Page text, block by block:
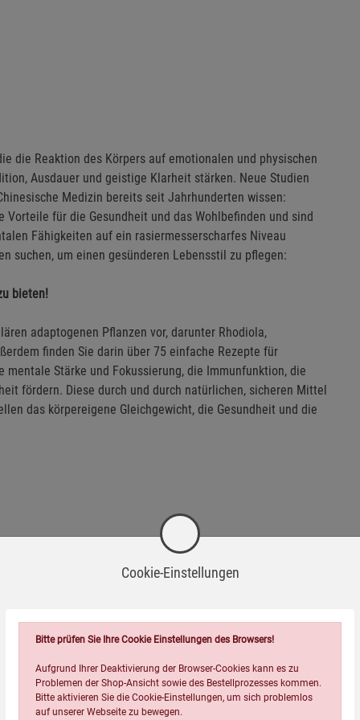
die Reaktion des Körpers auf emotionalen und physischen
Ausdauer und geistige Klarheit stärken. Neue Studien
Medizin bereits seit Jahrhunderten wissen:
Vorteile für die Gesundheit und das Wohlbefinden und sind
Fähigkeiten auf ein rasiermesserscharfes Niveau
suchen, um einen gesünderen Lebensstil zu pflegen:
bieten!
adaptogenen Pflanzen vor, darunter Rhodiola,
finden Sie darin über 75 einfache Rezepte für
Stärke und Fokussierung, die Immunfunktion, die
fördern. Diese durch und durch natürlichen, sicheren Mittel
das körpereigene Gleichgewicht, die Gesundheit und die
ist ein willkommener Neuzugang in meiner
Gesundheit mit Pflanzen stärken wollen, sind
Buch liefert Ihnen einen großartigen Überblick
Adaptogene sind. Zudem ist das Buch schlicht
mehr aus der Hand legen!«
Cookie-Einstellungen
Bitte prüfen Sie Ihre Cookie Einstellungen des Browsers!
Aufgrund Ihrer Deaktivierung der Browser-Cookies kann es zu
Problemen der Shop-Ansicht sowie des Bestellprozesses kommen.
Bitte aktivieren Sie die Cookie-Einstellungen, um sich problemlos
auf unserer Webseite zu bewegen.